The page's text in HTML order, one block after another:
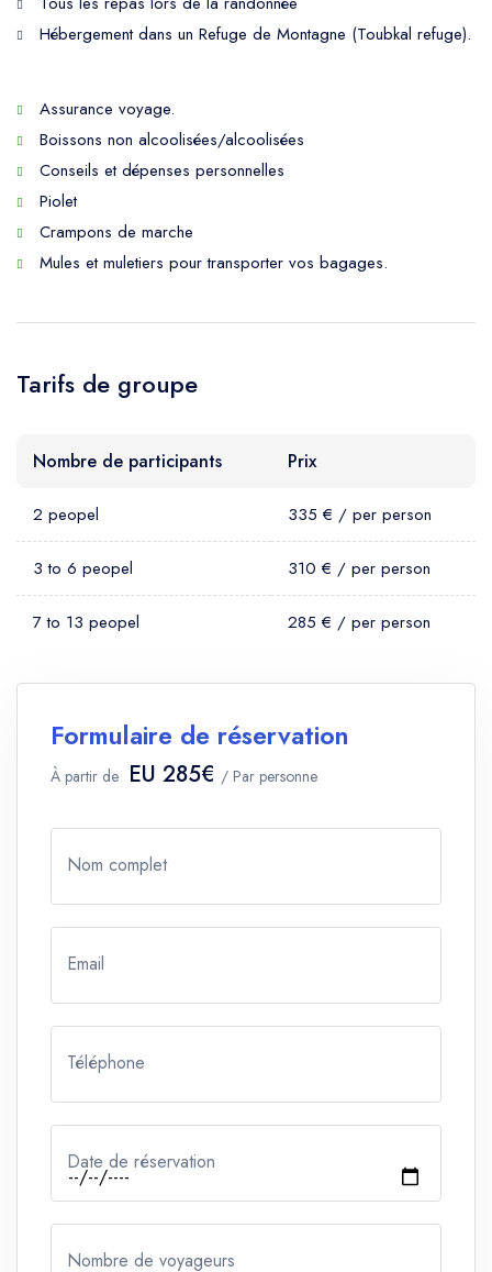
Hébergement dans un Refuge de Montagne (Toubkal refuge).
Assurance voyage.
Boissons non alcoolisées/alcoolisées
Conseils et dépenses personnelles
Piolet
Crampons de marche
Mules et muletiers pour transporter vos bagages.
Tarifs de groupe
Nombre de participants Prix
2 peopel 335 € / per person
3 to 6 peopel 310 € / per person
7 to 13 peopel 285 € / per person
Formulaire de réservation
À partir de EU 285€ / Par personne
Nom complet
Email
Téléphone
Date de réservation
Nombre de voyageurs